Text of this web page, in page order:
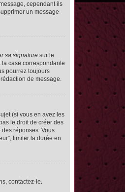
cependant ils
un message
sa signature sur le
case correspondante
pourrez toujours
de message.
(si vous en avez les
le droit de créer des
réponses. Vous
limiter la durée en
contactez-le.